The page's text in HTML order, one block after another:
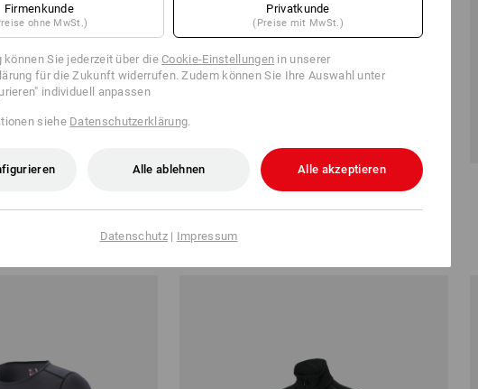
basis-light e.s. Longsleeve Merino, Herren
ab 49,86 €
(m. MwSt.) ab 3 Stück
Firmenkunde
ohne MwSt.)
Privatkunde
(Preise mit MwSt.)
können Sie jederzeit über dieCookie-Einstellungen in unserer
für die Zukunft widerrufen. Zudem können Sie Ihre Auswahl unter
individuell anpassen
siehe Datenschutzerklärung.
Alle ablehnen Alle akzeptieren
Datenschutz| Impressum